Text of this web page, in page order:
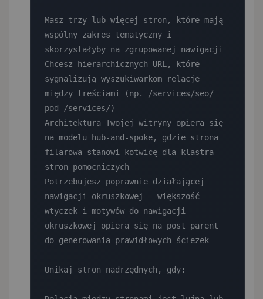
Masz trzy lub więcej stron, które mają
wspólny zakres tematyczny i
skorzystałyby na zgrupowanej nawigacji
Chcesz hierarchicznych URL, które
sygnalizują wyszukiwarkom relacje
między treściami (np. /services/seo/
pod /services/)
Architektura Twojej witryny opiera się
na modelu hub-and-spoke, gdzie strona
filarowa stanowi kotwicę dla klastra
stron pomocniczych
Potrzebujesz poprawnie działającej
nawigacji okruszkowej — większość
wtyczek i motywów do nawigacji
okruszkowej opiera się na post_parent
do generowania prawidłowych ścieżek
Unikaj stron nadrzędnych, gdy: